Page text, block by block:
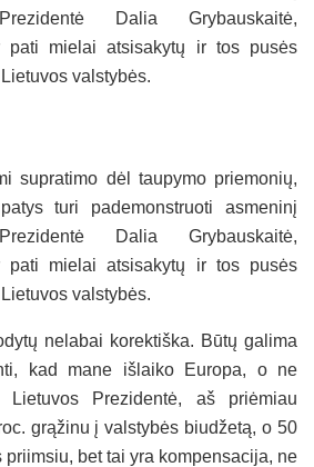
Dalia Grybauskaitė,
pati mielai atsisakytų ir tos pusės
valstybės.
supratimo dėl taupymo priemonių,
turi pademonstruoti asmeninį
Dalia Grybauskaitė,
pati mielai atsisakytų ir tos pusės
valstybės.
nelabai korektiška. Būtų galima
kad mane išlaiko Europa, o ne
Lietuvos Prezidentė, aš priėmiau
grąžinu į valstybės biudžetą, o 50
priimsiu, bet tai yra kompensacija, ne